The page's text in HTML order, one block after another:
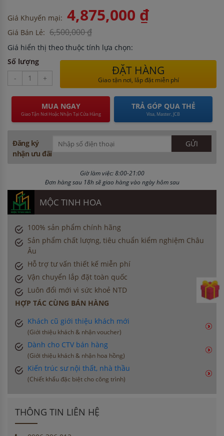
Giá Khuyến mại: 4,875,000 ₫
Giá Bán Lẻ: 6,500,000 ₫
Giá hiển thị theo thuộc tính lựa chọn:
Số lượng
-
+
ĐẶT HÀNG
Giao tận nơi, lắp đặt miễn phí
MUA NGAY
Giao Tận Nơi Hoặc Nhận Tại Cửa Hàng
TRẢ GÓP QUA THẺ
Visa, Master, JCB
Đăng ký
nhận ưu đãi
Giờ làm việc: 8:00-21:00
Đơn hàng sau 18h sẽ giao hàng vào ngày hôm sau
MỘC TINH HOA
100% sản phẩm chính hãng
Sản phẩm chất lượng, tiêu chuẩn kiểm nghiệm Châu
Âu
Hỗ trợ tư vấn thiết kế miễn phí
Vận chuyển lắp đặt toàn quốc
Luôn đổi mới vì sức khoẻ NTD
HỢP TÁC CÙNG BÁN HÀNG
Khách cũ giới thiệu khách mới
(Giới thiệu khách & nhận voucher)
Dành cho CTV bán hàng
(Giới thiệu khách & nhận hoa hồng)
Kiến trúc sư nội thất, nhà thầu
(Chiết khấu đặc biệt cho công trình)
THÔNG TIN LIÊN HỆ